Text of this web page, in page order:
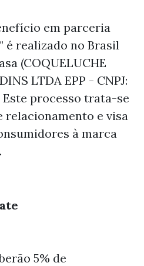
em parceria
é realizado no Brasil
(COQUELUCHE
LTDA EPP - CNPJ:
Este processo trata-se
relacionamento e visa
à marca
5% de